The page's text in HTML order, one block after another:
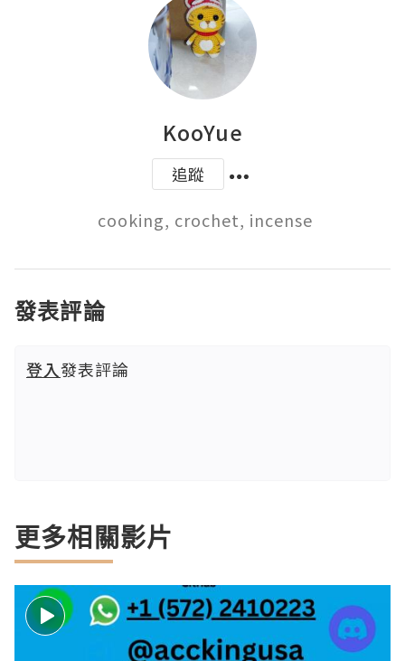
KooYue
追蹤
cooking, crochet, incense
發表評論
登入發表評論
更多相關影片